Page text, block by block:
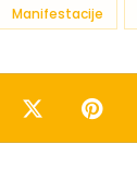
Manifestacije